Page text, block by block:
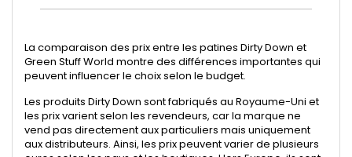
La comparaison des prix entre les patines Dirty Down et
Green Stuff World montre des différences importantes qui
peuvent influencer le choix selon le budget.
Les produits Dirty Down sont fabriqués au Royaume-Uni et
les prix varient selon les revendeurs, car la marque ne
vend pas directement aux particuliers mais uniquement
aux distributeurs. Ainsi, les prix peuvent varier de plusieurs